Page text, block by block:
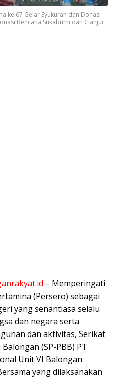
ke 67 Gelar Syukuran dan Donasi
Bencana Sukabumi dan Cianjur
– Memperingati
(Persero) sebagai
yang senantiasa selalu
dan negara serta
dan aktivitas, Serikat
(SP-PBB) PT
Unit VI Balongan
yang dilaksanakan